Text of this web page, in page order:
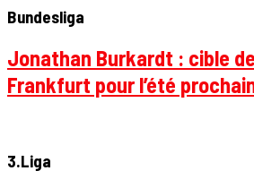
Bundesliga
Jonathan Burkardt : cible
Frankfurt pour l’été
3.Liga